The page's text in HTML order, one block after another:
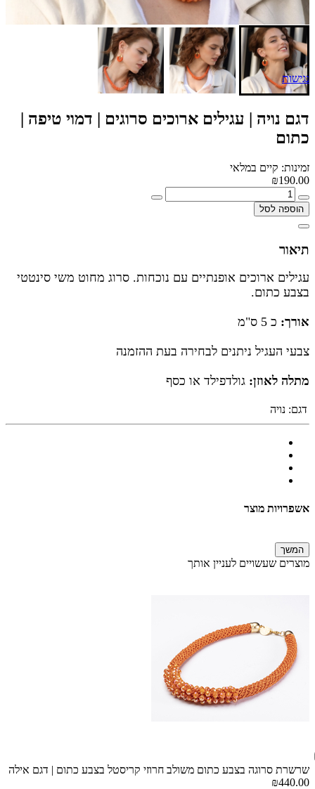
דגם נויה | עגילים ארוכים סרוגים | דמוי טיפה |
כתום
זמינות: קיים במלאי
₪190.00
הוספה לסל
תיאור
עגילים ארוכים אופנתיים עם נוכחות. סרוג מחוט משי סינטטי
בצבע כתום.
אורך: כ 5 ס"מ
צבעי העגיל ניתנים לבחירה בעת ההזמנה
מתלה לאוזן: גולדפילד או כסף
דגם: נויה
אשפרויות מוצר
המשך
מוצרים שעשויים לעניין אותך
שרשרת סרוגה בצבע כתום משולב חרוזי קריסטל בצבע כתום | דגם אילה
₪440.00
נגישות